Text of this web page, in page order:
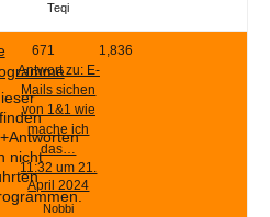
Teqi
nicht
671
1,836
Antwort zu: E-
Mails sichen
von 1&1 wie
mache ich
das…
11:32 um 21.
April 2024
Nobbi